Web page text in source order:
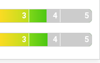
3 4 5
3 4 5